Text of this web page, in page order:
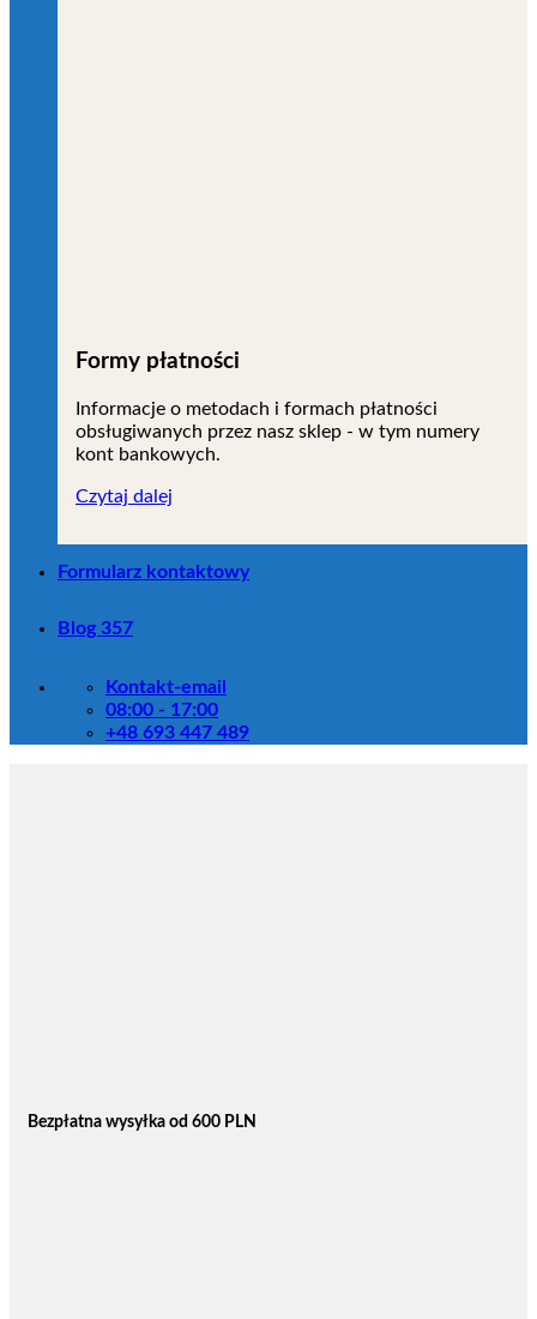
Formy płatności
Informacje o metodach i formach płatności
obsługiwanych przez nasz sklep - w tym numery
kont bankowych.
Czytaj dalej
Formularz kontaktowy
Blog 357
Kontakt-email
08:00 - 17:00
+48 693 447 489
Bezpłatna wysyłka od 600 PLN